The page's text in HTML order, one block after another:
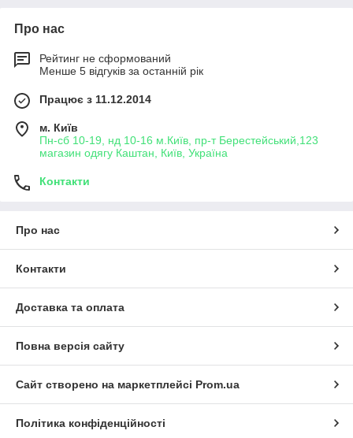
Про нас
Рейтинг не сформований
Менше 5 відгуків за останній рік
Працює з 11.12.2014
м. Київ
Пн-сб 10-19, нд 10-16 м.Київ, пр-т Берестейський,123
магазин одягу Каштан, Київ, Україна
Контакти
Про нас
Контакти
Доставка та оплата
Повна версія сайту
Сайт створено на маркетплейсі Prom.ua
Політика конфіденційності